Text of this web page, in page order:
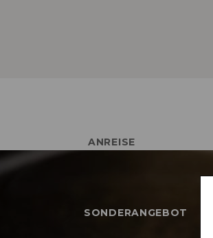
ANREISE
SONDERANGEBOT